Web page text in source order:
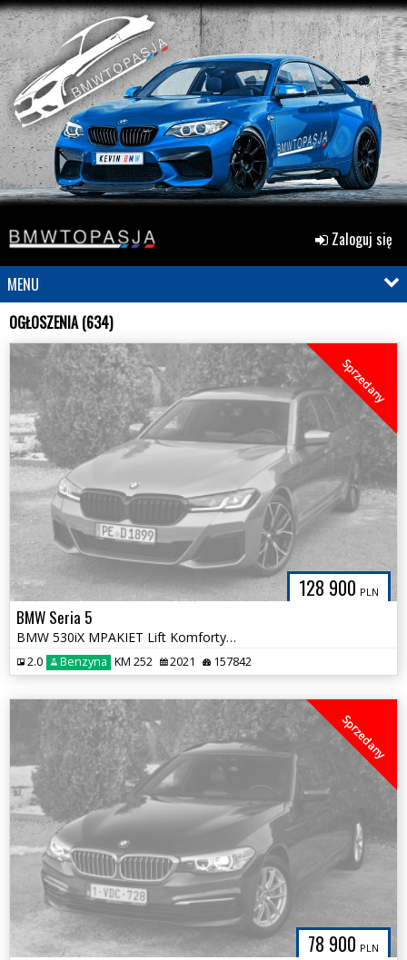
Zaloguj się
MENU
OGŁOSZENIA (634)
128 900 PLN
Sprzedany
BMW Seria 5
BMW 530iX MPAKIET Lift Komforty Harman Skóra Asystenci HAK Bezwypadek
2.0 Benzyna KM 252 2021 157842
78 900 PLN
Sprzedany